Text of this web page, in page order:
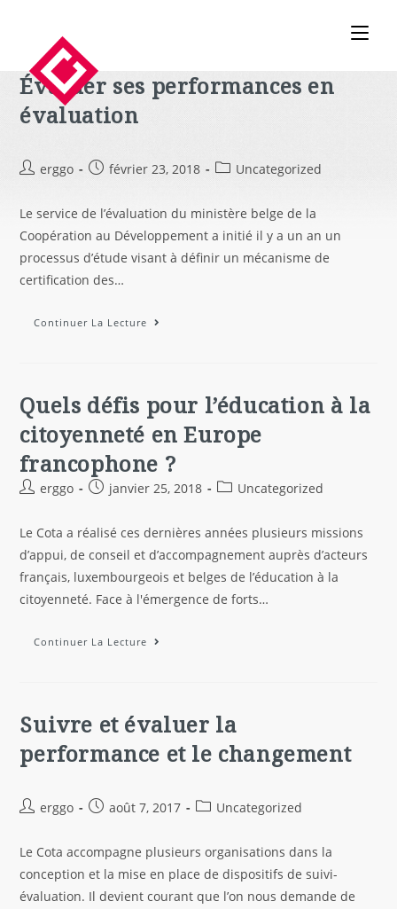
Évaluer ses performances en
évaluation
erggo février 23, 2018 Uncategorized
Le service de l’évaluation du ministère belge de la
Coopération au Développement a initié il y a un an un
processus d’étude visant à définir un mécanisme de
certification des…
Continuer La Lecture
Quels défis pour l’éducation à la
citoyenneté en Europe
francophone ?
erggo janvier 25, 2018 Uncategorized
Le Cota a réalisé ces dernières années plusieurs missions
d’appui, de conseil et d’accompagnement auprès d’acteurs
français, luxembourgeois et belges de l’éducation à la
citoyenneté. Face à l'émergence de forts…
Continuer La Lecture
Suivre et évaluer la
performance et le changement
erggo août 7, 2017 Uncategorized
Le Cota accompagne plusieurs organisations dans la
conception et la mise en place de dispositifs de suivi-
évaluation. Il devient courant que l’on nous demande de